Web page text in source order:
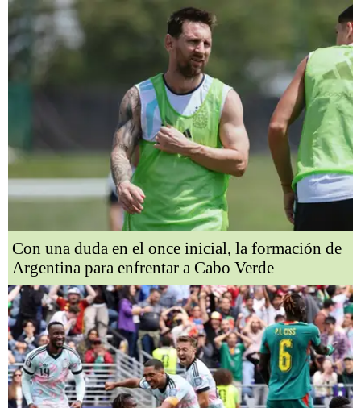
Con una duda en el once inicial, la formación de
Argentina para enfrentar a Cabo Verde